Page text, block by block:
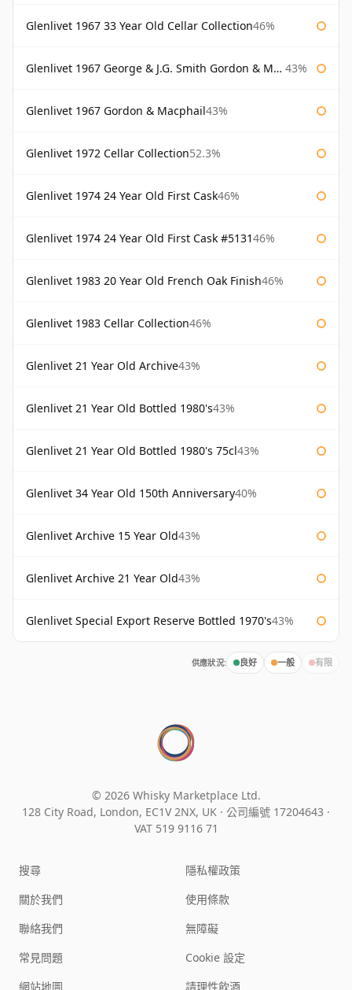
Glenlivet 1967 33 Year Old Cellar Collection46%
Glenlivet 1967 George & J.G. Smith Gordon & Macphail 43%
Glenlivet 1967 Gordon & Macphail43%
Glenlivet 1972 Cellar Collection52.3%
Glenlivet 1974 24 Year Old First Cask46%
Glenlivet 1974 24 Year Old First Cask #513146%
Glenlivet 1983 20 Year Old French Oak Finish46%
Glenlivet 1983 Cellar Collection46%
Glenlivet 21 Year Old Archive43%
Glenlivet 21 Year Old Bottled 1980's43%
Glenlivet 21 Year Old Bottled 1980's 75cl43%
Glenlivet 34 Year Old 150th Anniversary40%
Glenlivet Archive 15 Year Old43%
Glenlivet Archive 21 Year Old43%
Glenlivet Special Export Reserve Bottled 1970's43%
供應狀況: 良好 一般 有限
© 2026 Whisky Marketplace Ltd.
128 City Road, London, EC1V 2NX, UK · 公司編號 17204643 ·
VAT 519 9116 71
搜尋
關於我們
聯絡我們
常見問題
網站地圖
隱私權政策
使用條款
無障礙
Cookie 設定
請理性飲酒